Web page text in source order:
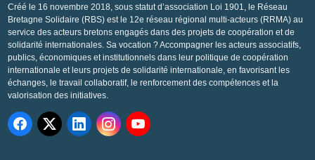
Créé le 16 novembre 2018, sous statut d’association Loi 1901, le Réseau
Bretagne Solidaire (RBS) est le 12e réseau régional multi-acteurs (RRMA) au
service des acteurs bretons engagés dans des projets de coopération et de
solidarité internationales. Sa vocation ? Accompagner les acteurs associatifs,
publics, économiques et institutionnels dans leur politique de coopération
internationale et leurs projets de solidarité internationale, en favorisant les
échanges, le travail collaboratif, le renforcement des compétences et la
valorisation des initiatives.